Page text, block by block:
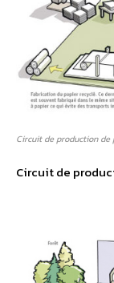
Circuit de production de
Circuit de